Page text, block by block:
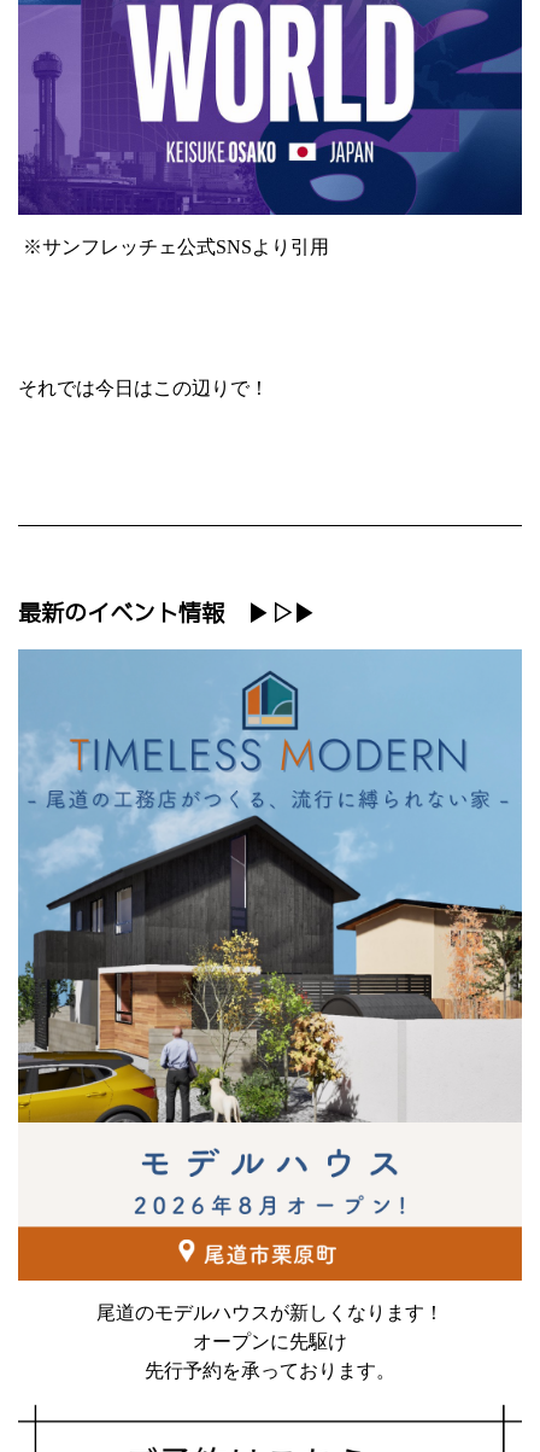
※サンフレッチェ公式SNSより引用
それでは今日はこの辺りで！
最新のイベント情報 ▶▷▶
尾道のモデルハウスが新しくなります！
オープンに先駆け
先行予約を承っております。